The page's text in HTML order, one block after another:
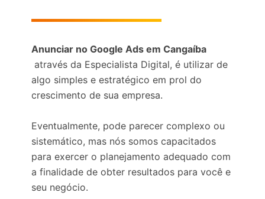
Anunciar no Google Ads em Cangaíba
através da Especialista Digital, é utilizar de
algo simples e estratégico em prol do
crescimento de sua empresa.
Eventualmente, pode parecer complexo ou
sistemático, mas nós somos capacitados
para exercer o planejamento adequado com
a finalidade de obter resultados para você e
seu negócio.